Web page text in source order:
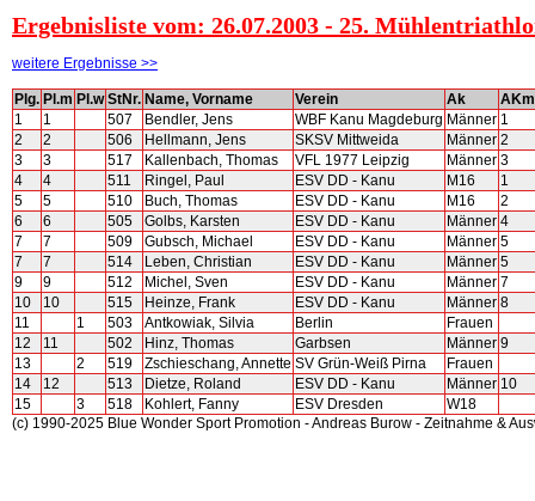
Ergebnisliste vom: 26.07.2003 - 25.
weitere Ergebnisse >>
Plg. Pl.m Pl.w StNr. Name, Vorname Verein Ak
AKm
1
1 507 Bendler, Jens WBF Kanu Magdeburg Männer 1
2
2 506 Hellmann, Jens SKSV Mittweida Männer 2
3
3 517 Kallenbach, Thomas VFL 1977 Leipzig Männer 3
4
4 511 Ringel, Paul ESV DD - Kanu M16
1
5
5 510 Buch, Thomas ESV DD - Kanu M16
2
6
6 505 Golbs, Karsten ESV DD - Kanu Männer 4
7
7 509 Gubsch, Michael ESV DD - Kanu Männer 5
7
7 514 Leben, Christian ESV DD - Kanu Männer 5
9
9 512 Michel, Sven ESV DD - Kanu Männer 7
10
10 515 Heinze, Frank ESV DD - Kanu Männer 8
11
1 503 Antkowiak, Silvia Berlin
Frauen
12
11 502 Hinz, Thomas Garbsen Männer 9
13
2 519 Zschieschang, Annette SV Grün-Weiß Pirna
Frauen
14
12 513 Dietze, Roland ESV DD - Kanu Männer 10
15
3 518 Kohlert, Fanny ESV Dresden
W18
(c) 1990-2025 Blue Wonder Sport Promotion - Andreas Burow - Zeitnahme &